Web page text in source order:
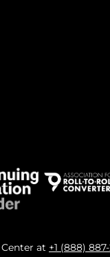
at +1 (888)